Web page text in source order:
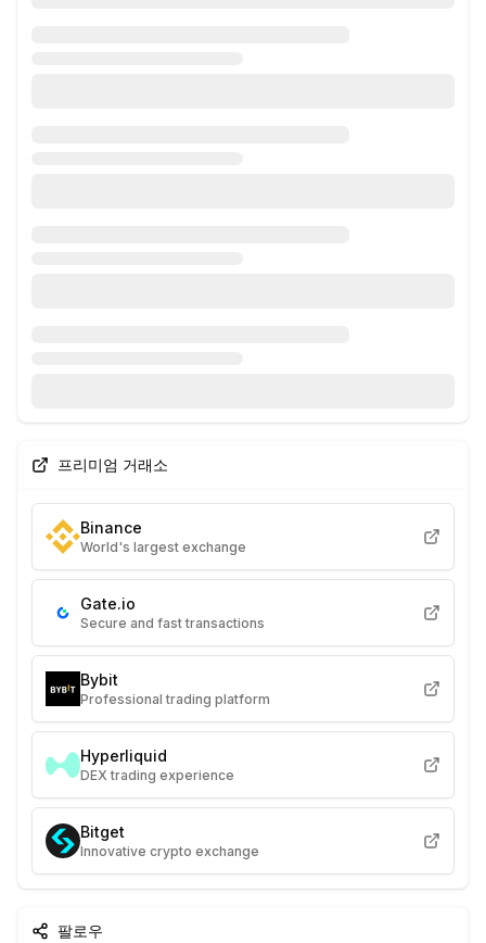
프리미엄 거래소
Binance
World's largest exchange
Gate.io
Secure and fast transactions
Bybit
Professional trading platform
Hyperliquid
DEX trading experience
Bitget
Innovative crypto exchange
팔로우